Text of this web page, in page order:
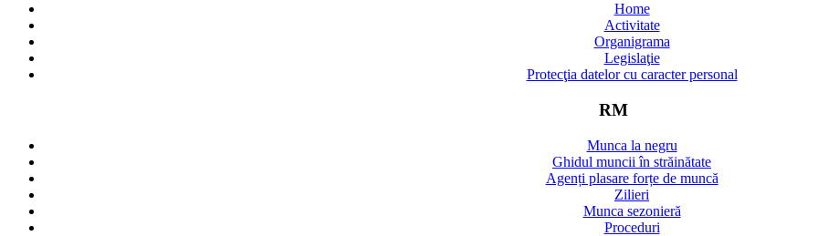
Home
Activitate
Organigrama
Legislaţie
Protecţia datelor cu caracter personal
RM
Munca la negru
Ghidul muncii în străinătate
Agenți plasare forțe de muncă
Zilieri
Munca sezonieră
Proceduri